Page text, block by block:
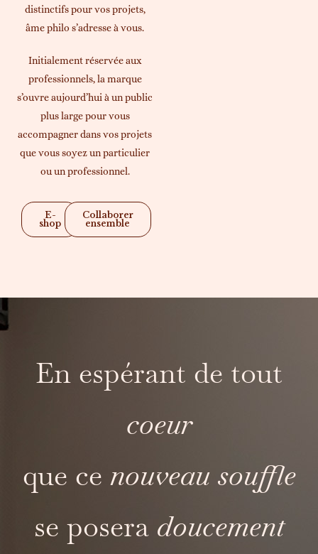
distinctifs pour vos projets,
âme philo s’adresse à vous.
Initialement réservée aux
professionnels, la marque
s’ouvre aujourd’hui à un public
plus large pour vous
accompagner dans vos projets
que vous soyez un particulier
ou un professionnel.
E-
shop
Collaborer
ensemble
En espérant de tout
coeur
que ce nouveau souffle
se posera doucement